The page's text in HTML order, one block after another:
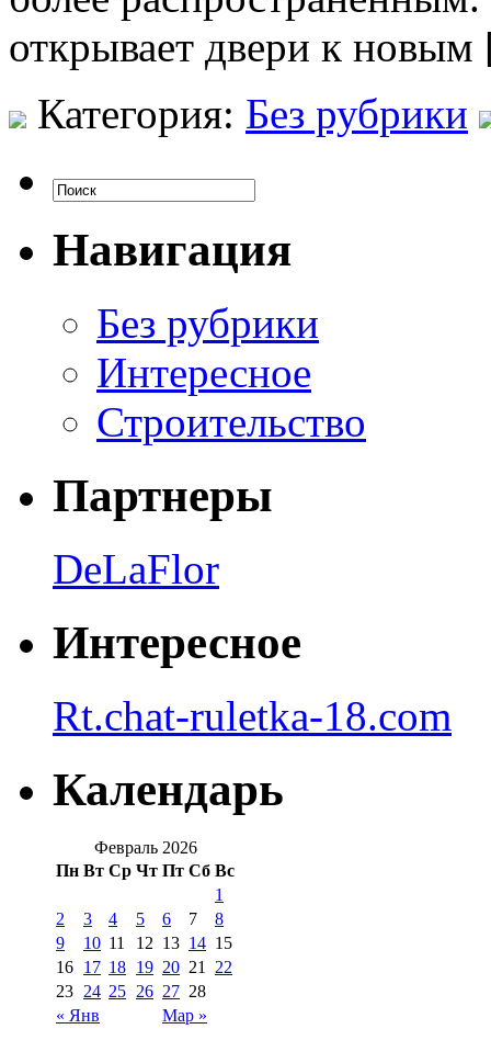
открывает двери к
Категория: Без рубрики
Навигация
Без рубрики
Интересное
Строительство
Партнеры
DeLaFlor
Интересное
Rt.chat-ruletka-18.com
Календарь
Февраль 2026
Пн Вт Ср Чт Пт Сб Вс
« Янв Мар »
1
2
3 4 5 6 7
8
9
10 11 12 13 14 15
16 17 18 19 20 21
22
23 24 25 26 27 28